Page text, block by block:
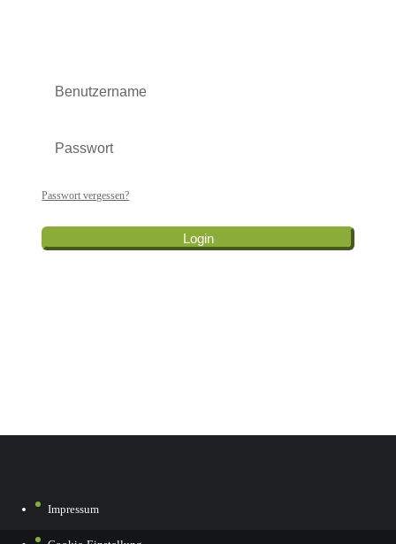
Passwort vergessen?
Login
Impressum